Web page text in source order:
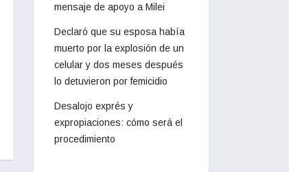
mensaje de apoyo a Milei
Declaró que su esposa había
muerto por la explosión de un
celular y dos meses después
lo detuvieron por femicidio
Desalojo exprés y
expropiaciones: cómo será el
procedimiento